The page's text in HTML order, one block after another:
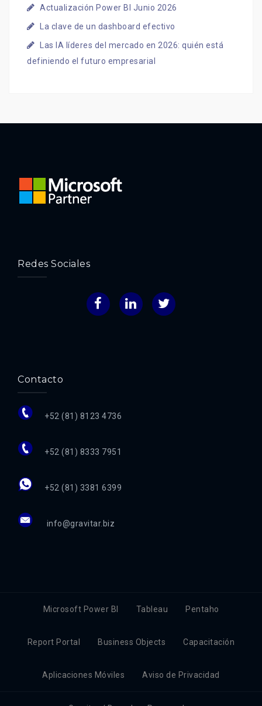
Actualización Power BI Junio 2026
La clave de un dashboard efectivo
Las IA líderes del mercado en 2026: quién está
definiendo el futuro empresarial
Redes Sociales
FacebookLinkedInTwitter
Contacto
+52 (81) 8123 4736
+52 (81) 8333 7951
+52 (81) 3381 6399
info@gravitar.biz
Microsoft Power BI Tableau Pentaho
Report Portal Business Objects Capacitación
Aplicaciones Móviles Aviso de Privacidad